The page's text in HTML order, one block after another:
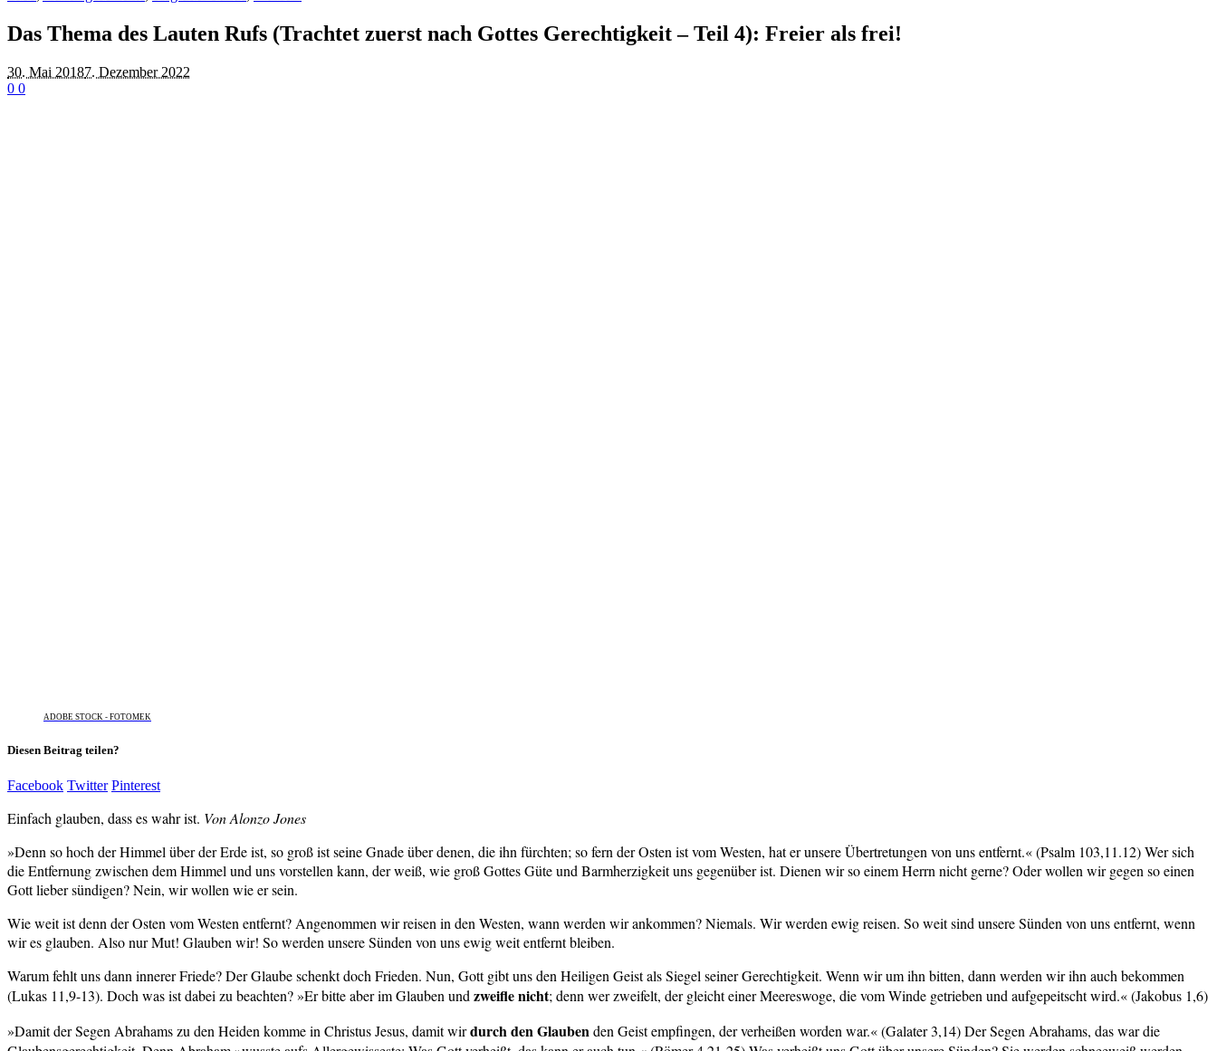
Das Thema des Lauten Rufs (Trachtet zuerst nach Gottes Gerechtigkeit – Teil 4): Freier als frei!
30. Mai 20187. Dezember 2022
0 0
ADOBE STOCK - FOTOMEK
Diesen Beitrag teilen?
Facebook Twitter Pinterest
Einfach glauben, dass es wahr ist. Von Alonzo Jones
»Denn so hoch der Himmel über der Erde ist, so groß ist seine Gnade über denen, die ihn fürchten; so fern der Osten ist vom Westen, hat er unsere Übertretungen von uns entfernt.« (Psalm 103,11.12) Wer sich
die Entfernung zwischen dem Himmel und uns vorstellen kann, der weiß, wie groß Gottes Güte und Barmherzigkeit uns gegenüber ist. Dienen wir so einem Herrn nicht gerne? Oder wollen wir gegen so einen
Gott lieber sündigen? Nein, wir wollen wie er sein.
Wie weit ist denn der Osten vom Westen entfernt? Angenommen wir reisen in den Westen, wann werden wir ankommen? Niemals. Wir werden ewig reisen. So weit sind unsere Sünden von uns entfernt, wenn
wir es glauben. Also nur Mut! Glauben wir! So werden unsere Sünden von uns ewig weit entfernt bleiben.
Warum fehlt uns dann innerer Friede? Der Glaube schenkt doch Frieden. Nun, Gott gibt uns den Heiligen Geist als Siegel seiner Gerechtigkeit. Wenn wir um ihn bitten, dann werden wir ihn auch bekommen
(Lukas 11,9-13). Doch was ist dabei zu beachten? »Er bitte aber im Glauben und zweifle nicht; denn wer zweifelt, der gleicht einer Meereswoge, die vom Winde getrieben und aufgepeitscht wird.« (Jakobus 1,6)
»Damit der Segen Abrahams zu den Heiden komme in Christus Jesus, damit wirdurch den Glaubenden Geist empfingen, der verheißen worden war.« (Galater 3,14) Der Segen Abrahams, das war die